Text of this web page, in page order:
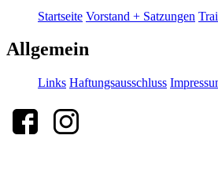
Startseite Vorstand + Satzungen
Allgemein
Links Haftungsausschluss